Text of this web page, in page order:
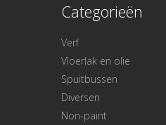
Categorieën
Verf
Vloerlak en olie
Spuitbussen
Diversen
Non-paint